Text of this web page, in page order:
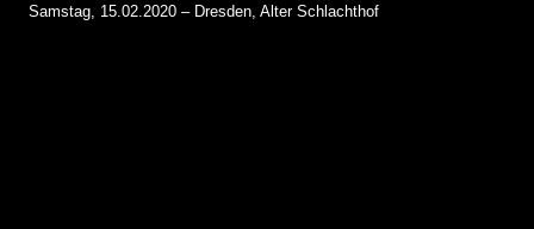
Samstag, 15.02.2020 – Dresden, Alter Schlachthof